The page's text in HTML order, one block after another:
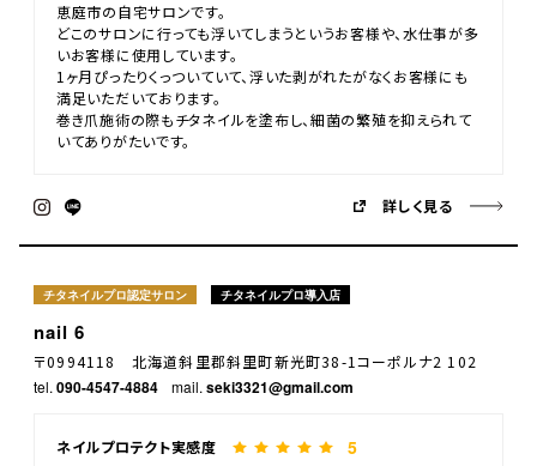
恵庭市の自宅サロンです。
どこのサロンに行っても浮いてしまうというお客様や、水仕事が多
いお客様に使用しています。
1ヶ月ぴったりくっついていて、浮いた剥がれたがなくお客様にも
満足いただいております。
巻き爪施術の際もチタネイルを塗布し、細菌の繁殖を抑えられて
いてありがたいです。
詳しく見る
チタネイルプロ認定サロン チタネイルプロ導入店
nail 6
〒0994118 北海道斜里郡斜里町新光町38-1コーポルナ2 102
tel. 090-4547-4884 mail. seki3321@gmail.com
ネイルプロテクト実感度 5